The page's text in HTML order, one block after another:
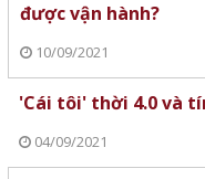
được vận hành?
10/09/2021
'Cái tôi' thời 4.0 và
04/09/2021